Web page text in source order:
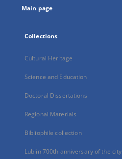
Main page
Collections
Cultural Heritage
Science and Education
Doctoral Dissertations
Regional Materials
Bibliophile collection
Lublin 700th anniversary of the city